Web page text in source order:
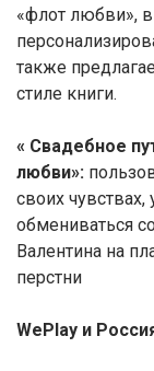
«флот любви»,
также
стиле книги.
« Свадебное
любви»:
своих
обмениваться
Валентина на
перстни
WePlay и